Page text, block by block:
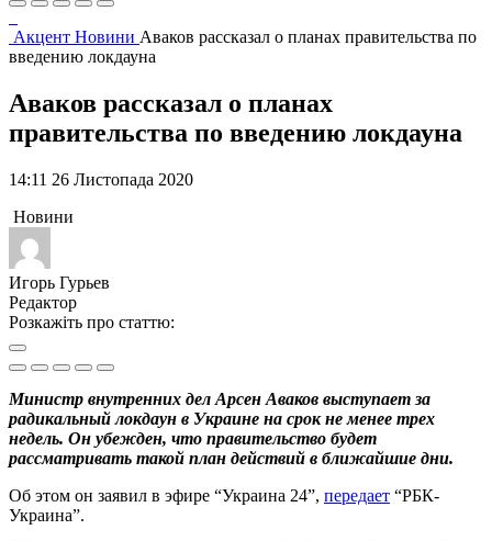
Акцент Новини Аваков рассказал о планах правительства по
введению локдауна
Аваков рассказал о планах
правительства по введению локдауна
14:11 26 Листопада 2020
Новини
Игорь Гурьев
Редактор
Розкажіть про статтю:
Министр внутренних дел Арсен Аваков выступает за
радикальный локдаун в Украине на срок не менее трех
недель. Он убежден, что правительство будет
рассматривать такой план действий в ближайшие дни.
Об этом он заявил в эфире “Украина 24”, передает “РБК-
Украина”.